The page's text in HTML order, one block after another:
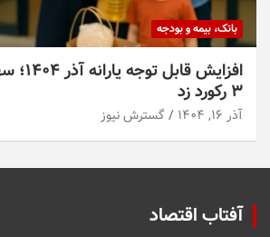
بانک، بیمه و بودجه
۳ رکورد زد
آذر ۱۶, ۱۴۰۴ گسترش نیوز
آفتاب اقتصاد